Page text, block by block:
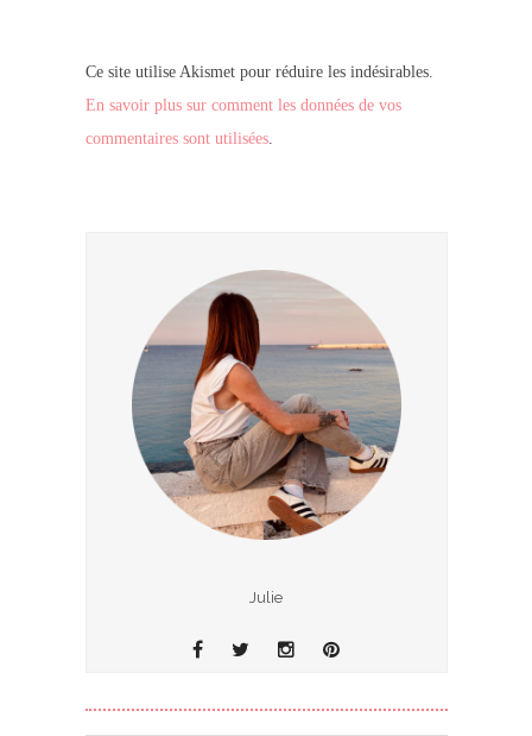
Ce site utilise Akismet pour réduire les indésirables.
En savoir plus sur comment les données de vos
commentaires sont utilisées.
Julie